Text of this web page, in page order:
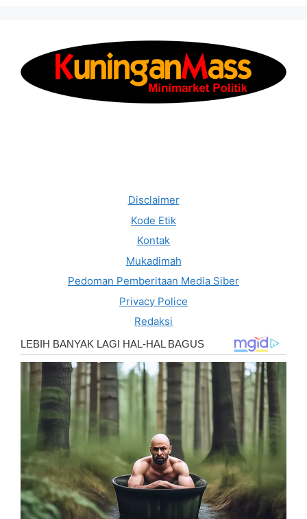
Disclaimer
Kode Etik
Kontak
Mukadimah
Pedoman Pemberitaan Media Siber
Privacy Police
Redaksi